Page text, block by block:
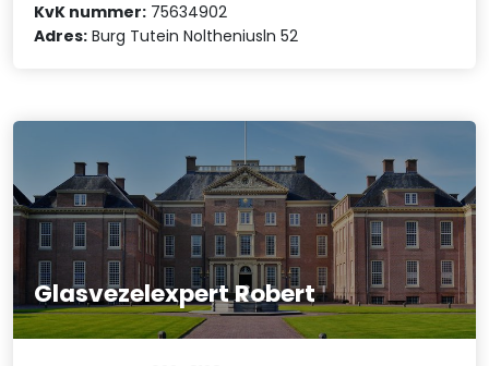
KvK nummer: 75634902
Adres: Burg Tutein Noltheniusln 52
Glasvezelexpert Robert